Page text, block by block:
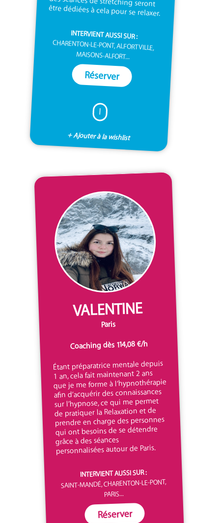
être dédiées à cela pour se relaxer.
INTERVIENT AUSSI SUR :
CHARENTON-LE-PONT, ALFORTVILLE,
MAISONS-ALFORT...
Réserver
I
+ Ajouter à la wishlist
VALENTINE
Paris
Coaching dès 114,08 €/h
Étant préparatrice mentale depuis
1 an, cela fait maintenant 2 ans
que je me forme à l’hypnothérapie
afin d’acquérir des connaissances
sur l’hypnose, ce qui me permet
de pratiquer la Relaxation et de
prendre en charge des personnes
qui ont besoins de se détendre
grâce à des séances
personnalisées autour de Paris.
INTERVIENT AUSSI SUR :
SAINT-MANDÉ, CHARENTON-LE-PONT,
PARIS...
Réserver